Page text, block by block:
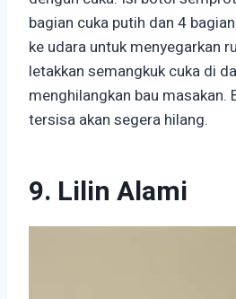
bagian cuka putih dan 4
ke udara untuk menyegarkan
letakkan semangkuk cuka di
menghilangkan bau masakan.
tersisa akan segera hilang.
9. Lilin Alami